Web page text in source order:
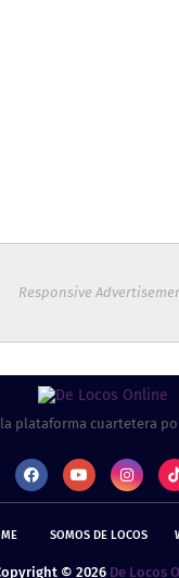
Responsive
plataforma cuartetera
SOMOS DE LOCOS
© 2026 De Locos